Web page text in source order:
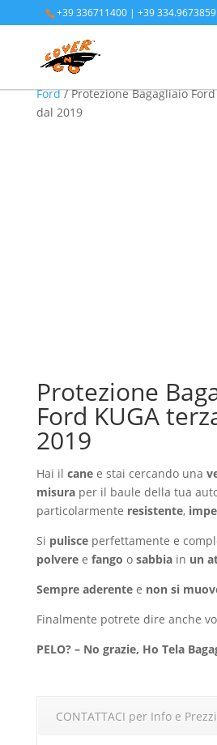
+39 336711400 |+39 334.9673859
Home/SALVA BAULE - Vasca
Auto/SALVA BAULE FORD -
Ford/ Protezione Bagagliaio
dal 2019
Protezione
Ford KUGA
2019
Hai il canee stai cercando una
misuraper il baule della tua
particolarmente resistente,
Si pulisceperfettamente e
polveree fango o sabbiain un
Sempre aderentee non si
Finalmente potrete dire anche
PELO? – No grazie, Ho Tela
CONTATTACI per Info e Prezzi